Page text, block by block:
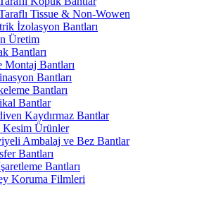
Tissue & Non-Wowen
İzolasyon Bantları
Üretim
Bantları
Montaj Bantları
Bantları
Bantları
Bantlar
Kaydırmaz Bantlar
Kesim Ürünler
Ambalaj ve Bez Bantlar
Bantları
Bantları
Koruma Filmleri